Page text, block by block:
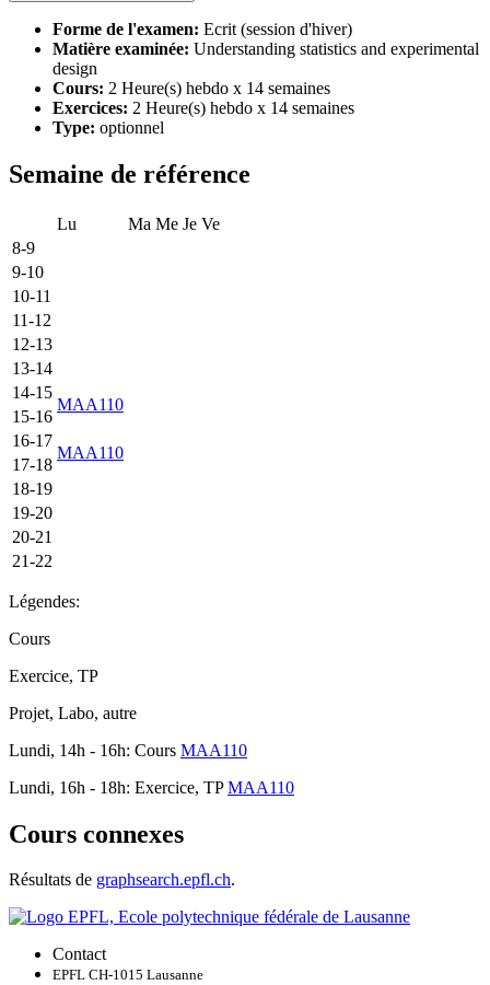
Forme de l'examen: Ecrit (session d'hiver)
Matière examinée: Understanding statistics and experimental
design
Cours: 2 Heure(s) hebdo x 14 semaines
Exercices: 2 Heure(s) hebdo x 14 semaines
Type: optionnel
Semaine de référence
Lu Ma Me Je Ve
8-9
9-10
10-11
11-12
12-13
13-14
14-15
MAA110
15-16
16-17
MAA110
17-18
18-19
19-20
20-21
21-22
Légendes:
Cours
Exercice, TP
Projet, Labo, autre
Lundi, 14h - 16h: Cours MAA110
Lundi, 16h - 18h: Exercice, TPMAA110
Cours connexes
Résultats de graphsearch.epfl.ch.
Contact
EPFL CH-1015 Lausanne